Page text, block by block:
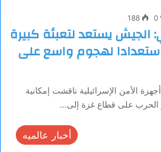
0
188
الجيش يستعد لتعبئة كبيرة
لهجوم واسع على
الأمن الإسرائيلية ناقشت إمكانية
الحرب على قطاع غزة إلى…
أخبار عالميه